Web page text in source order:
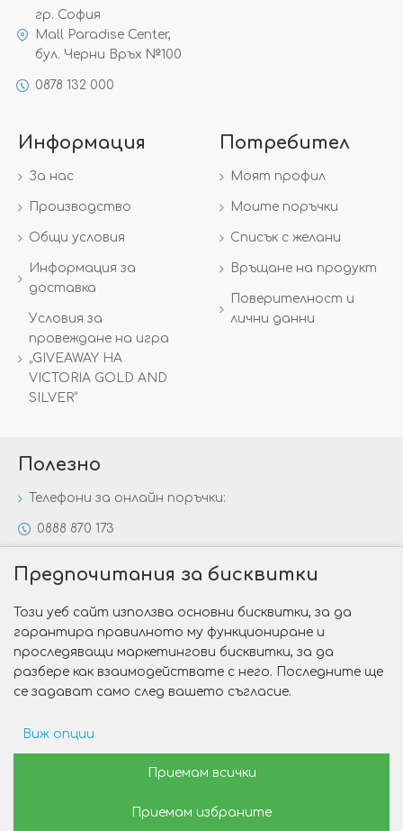
гр. София
Mall Paradise Center,
бул. Черни Връх №100
0878 132 000
Информация
За нас
Производство
Общи условия
Информация за
доставка
Условия за
провеждане на игра
„GIVEAWAY НА
VICTORIA GOLD AND
SILVER“
Потребител
Моят профил
Моите поръчки
Списък с желани
Връщане на продукт
Поверителност и
лични данни
Полезно
Телефони за онлайн поръчки:
0888 870 173
Специални предложения
Защо да изберете Victoria Gold&Silver?
Как да изберем годежен пръстен?
Изработка на сайт от Web R Solution®
Предпочитания за бисквитки
Този уеб сайт използва основни бисквитки, за да
гарантира правилното му функциониране и
проследяващи маркетингови бисквитки, за да
разбере как взаимодействате с него. Последните ще
се задават само след вашето съгласие.
Виж опции
Рекламни предпочитания
Данни за потребление
Приемам всички
Приемам избраните